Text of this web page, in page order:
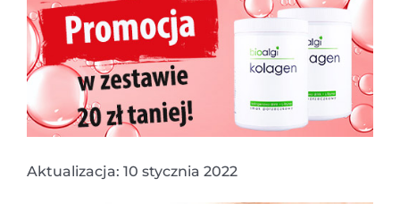
Aktualizacja: 10 stycznia 2022